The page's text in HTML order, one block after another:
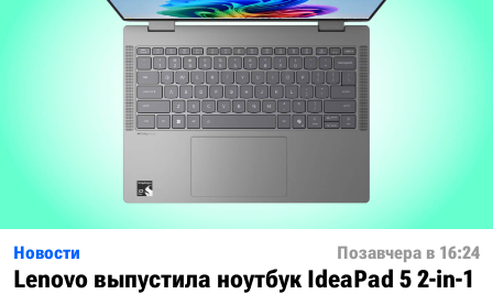
Новости Позавчера в 16:24
Lenovo выпустила ноутбук IdeaPad 5 2-in-1